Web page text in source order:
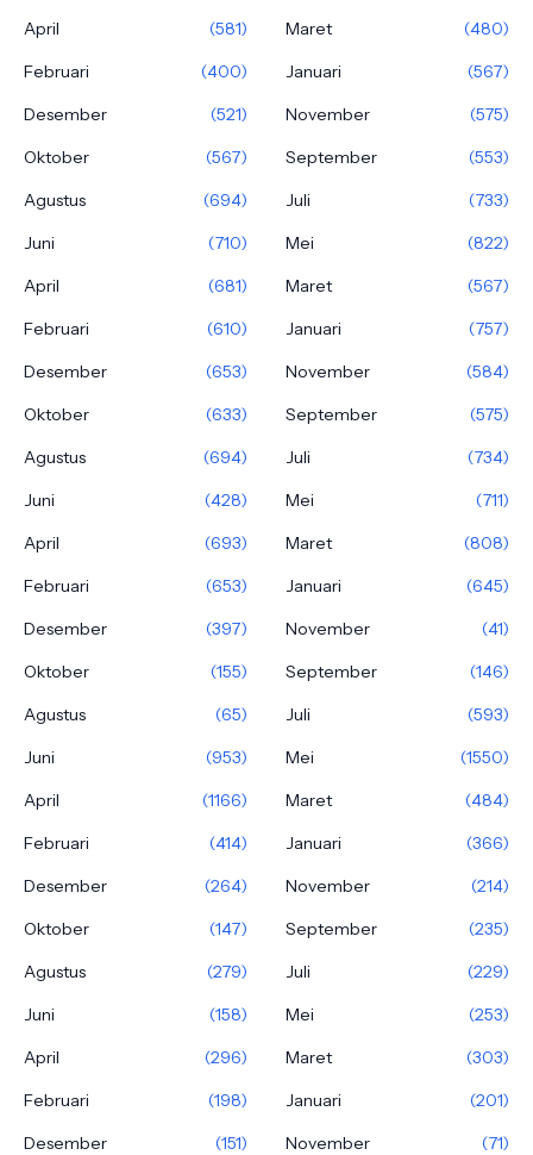
April (581) Maret
(480)
Februari
(400) Januari
(567)
Desember
(521) November
(575)
Oktober
(567) September
(553)
Agustus
(694) Juli
(733)
Juni
(710) Mei
(822)
April
(681) Maret
(567)
Februari
(610) Januari
(757)
Desember
(653) November
(584)
Oktober
(633) September
(575)
Agustus
(694) Juli
(734)
Juni
(428) Mei
(711)
April
(693) Maret
(808)
Februari
(653) Januari
(645)
Desember
(397) November
(41)
Oktober
(155) September
(146)
Agustus
(65) Juli
(593)
Juni
(953) Mei
(1550)
April
(1166) Maret
(484)
Februari
(414) Januari
(366)
Desember
(264) November
(214)
Oktober
(147) September
(235)
Agustus
(279) Juli
(229)
Juni
(158) Mei
(253)
April
(296) Maret
(303)
Februari
(198) Januari
(201)
Desember
(151) November
(71)